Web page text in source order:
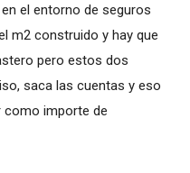
el entorno de seguros
m2 construido y hay que
pero estos dos
saca las cuentas y eso
como importe de